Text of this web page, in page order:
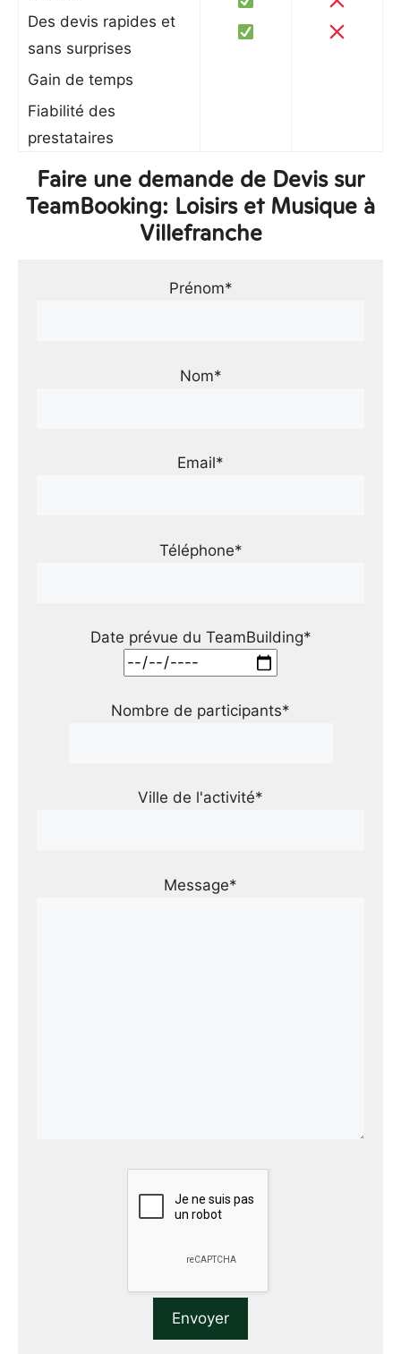
Des devis rapides et
sans surprises
Gain de temps
Fiabilité des
prestataires
Faire une demande de Devis sur
TeamBooking: Loisirs et Musique à
Villefranche
Prénom*
Nom*
Email*
Téléphone*
Date prévue du TeamBuilding*
Nombre de participants*
Ville de l'activité*
Message*